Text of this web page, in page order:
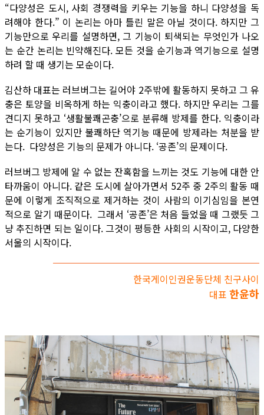
“다양성은 도시, 사회 경쟁력을 키우는 기능을 하니 다양성을 독
려해야 한다.” 이 논리는 아마 틀린 말은 아닐 것이다. 하지만 그
기능만으로 우리를 설명하면, 그 기능이 퇴색되는 무엇인가 나오
는 순간 논리는 빈약해진다. 모든 것을 순기능과 역기능으로 설명
하려 할 때 생기는 모순이다.
김산하 대표는 러브버그는 길어야 2주밖에 활동하지 못하고 그 유
충은 토양을 비옥하게 하는 익충이라고 했다. 하지만 우리는 그를
견디지 못하고 ‘생활불쾌곤충’으로 분류해 방제를 한다. 익충이라
는 순기능이 있지만 불쾌하단 역기능 때문에 방제라는 처분을 받
는다. 다양성은 기능의 문제가 아니다. ‘공존’의 문제이다.
러브버그 방제에 알 수 없는 잔혹함을 느끼는 것도 기능에 대한 안
타까움이 아니다. 같은 도시에 살아가면서 52주 중 2주의 활동 때
문에 이렇게 조직적으로 제거하는 것이 사람의 이기심임을 본연
적으로 알기 때문이다. 그래서 ‘공존’은 처음 들었을 때 그랬듯 그
냥 추진하면 되는 일이다. 그것이 평등한 사회의 시작이고, 다양한
서울의 시작이다.
한국게이인권운동단체 친구사이
대표 한윤하